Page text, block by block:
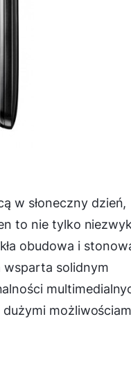
w słoneczny dzień,
to nie tylko
obudowa i
wsparta solidnym